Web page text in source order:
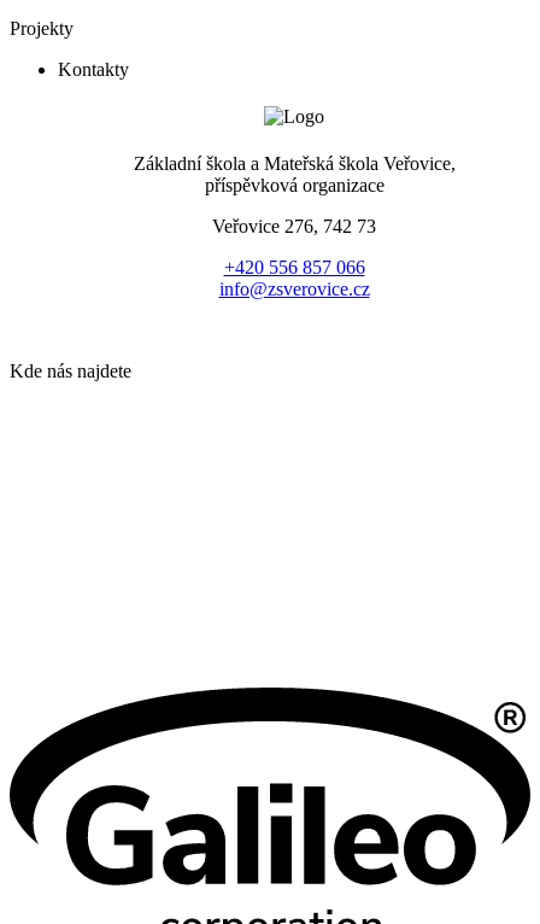
Projekty
Kontakty
Základní škola a Mateřská škola Veřovice,
příspěvková organizace
Veřovice 276, 742 73
+420 556 857 066
info@zsverovice.cz
Kde nás najdete